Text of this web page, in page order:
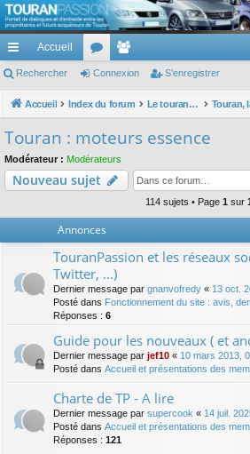
TouranPassion
Le forum des propriétaires ou futurs acquéreurs du
cc
ès
pi
de
Accueil
or
u
e
m
Rechercher Connexion S’enregistrer
Accueil Index du forum Le touran dans ses versions I (V1 V2 V3) et II ...
Touran : moteurs essence
Modérateur : Modérateurs
Nouveau sujet
114 sujets • Page 1 sur
Annonces
TouranPassion et les réseaux
Twitter, ...)
Dernier message par gnanvofredy « 13 oct.
Posté dans Fonctionnement du site : avis,
Réponses : 6
Guide pour les nouveaux ( et
Dernier message par jef10 « 10 mars 2013,
Posté dans Accueil et présentations des
Charte de TP - A lire
Dernier message par supercook « 14 juil.
Posté dans Accueil et présentations des
Réponses : 121